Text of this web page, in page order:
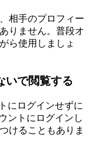
相手のプロフィー
りません。普段オ
ら使用しましょ
いで閲覧する
にログインせずに
ントにログインし
けることもありま